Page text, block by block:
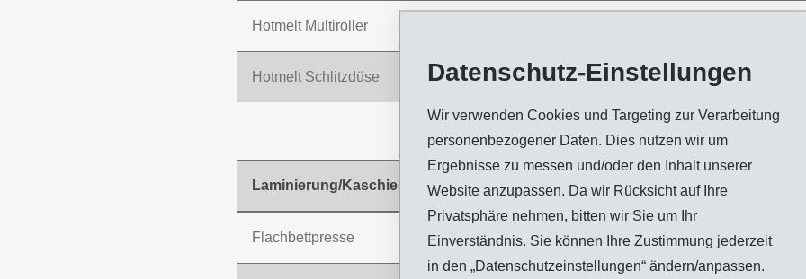
Datenschutz-Einstellungen
Wir verwenden Cookies und Targeting zur Verarbeitung
personenbezogener Daten. Dies nutzen wir um
Ergebnisse zu messen und/oder den Inhalt unserer
Website anzupassen. Da wir Rücksicht auf Ihre
Privatsphäre nehmen, bitten wir Sie um Ihr
Einverständnis. Sie können Ihre Zustimmung jederzeit
in den „Datenschutzeinstellungen“ ändern/anpassen.
Hotmelt Multiroller
Hotmelt Schlitzdüse X
Laminierung/Kaschierung Domat/Ems Sumter SC
Flachbettpresse X X